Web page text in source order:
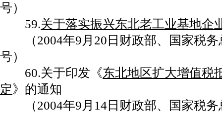
号）
59.关于落实振兴东北老工业基地企
（2004年9月20日财政部、国家税务
号）
60.关于印发《东北地区扩大增值税
定》的通知
（2004年9月14日财政部、国家税务